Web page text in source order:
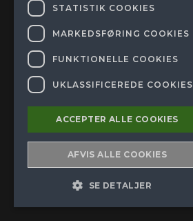
STATISTIK COOKIES
MARKEDSFØRING COOKIES
FUNKTIONELLE COOKIES
UKLASSIFICEREDE COOKIES
ACCEPTER ALLE COOKIES
AFVIS ALLE COOKIES
SE DETALJER